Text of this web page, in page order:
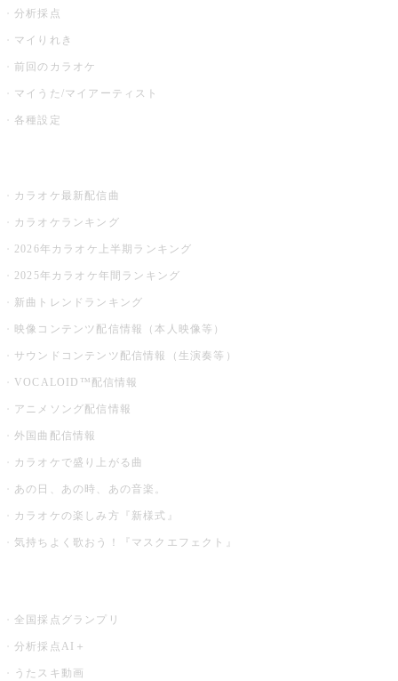
分析採点
マイりれき
前回のカラオケ
マイうた/マイアーティスト
各種設定
カラオケ最新配信曲
カラオケランキング
2026年カラオケ上半期ランキング
2025年カラオケ年間ランキング
新曲トレンドランキング
映像コンテンツ配信情報（本人映像等）
サウンドコンテンツ配信情報（生演奏等）
VOCALOID™配信情報
アニメソング配信情報
外国曲配信情報
カラオケで盛り上がる曲
あの日、あの時、あの音楽。
カラオケの楽しみ方『新様式』
気持ちよく歌おう！『マスクエフェクト』
全国採点グランプリ
分析採点AI＋
うたスキ動画